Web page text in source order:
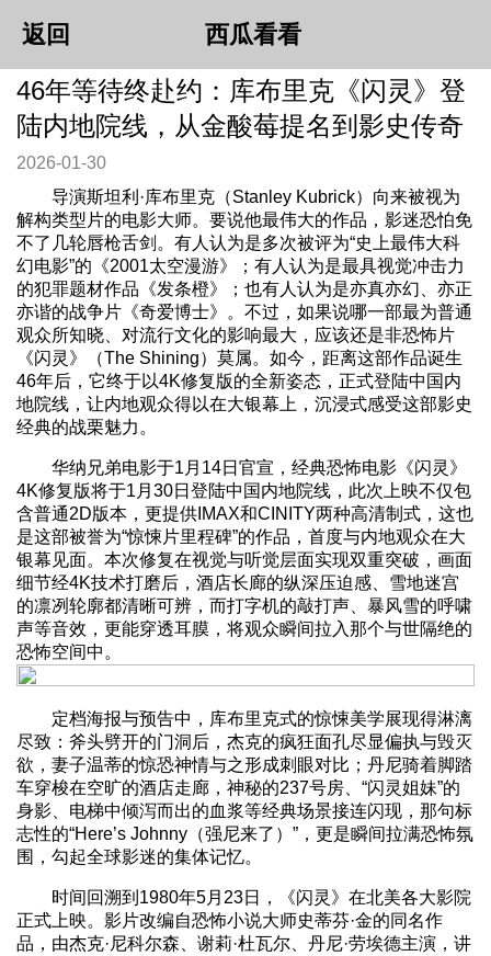
返回 西瓜看看
46年等待终赴约：库布里克《闪灵》登
陆内地院线，从金酸莓提名到影史传奇
2026-01-30
导演斯坦利·库布里克（Stanley Kubrick）向来被视为
解构类型片的电影大师。要说他最伟大的作品，影迷恐怕免
不了几轮唇枪舌剑。有人认为是多次被评为“史上最伟大科
幻电影”的《2001太空漫游》；有人认为是最具视觉冲击力
的犯罪题材作品《发条橙》；也有人认为是亦真亦幻、亦正
亦谐的战争片《奇爱博士》。不过，如果说哪一部最为普通
观众所知晓、对流行文化的影响最大，应该还是非恐怖片
《闪灵》（The Shining）莫属。如今，距离这部作品诞生
46年后，它终于以4K修复版的全新姿态，正式登陆中国内
地院线，让内地观众得以在大银幕上，沉浸式感受这部影史
经典的战栗魅力。
华纳兄弟电影于1月14日官宣，经典恐怖电影《闪灵》
4K修复版将于1月30日登陆中国内地院线，此次上映不仅包
含普通2D版本，更提供IMAX和CINITY两种高清制式，这也
是这部被誉为“惊悚片里程碑”的作品，首度与内地观众在大
银幕见面。本次修复在视觉与听觉层面实现双重突破，画面
细节经4K技术打磨后，酒店长廊的纵深压迫感、雪地迷宫
的凛冽轮廓都清晰可辨，而打字机的敲打声、暴风雪的呼啸
声等音效，更能穿透耳膜，将观众瞬间拉入那个与世隔绝的
恐怖空间中。
定档海报与预告中，库布里克式的惊悚美学展现得淋漓
尽致：斧头劈开的门洞后，杰克的疯狂面孔尽显偏执与毁灭
欲，妻子温蒂的惊恐神情与之形成刺眼对比；丹尼骑着脚踏
车穿梭在空旷的酒店走廊，神秘的237号房、“闪灵姐妹”的
身影、电梯中倾泻而出的血浆等经典场景接连闪现，那句标
志性的“Here’s Johnny（强尼来了）”，更是瞬间拉满恐怖氛
围，勾起全球影迷的集体记忆。
时间回溯到1980年5月23日，《闪灵》在北美各大影院
正式上映。影片改编自恐怖小说大师史蒂芬·金的同名作
品，由杰克·尼科尔森、谢莉·杜瓦尔、丹尼·劳埃德主演，讲